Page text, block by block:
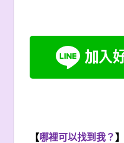
【哪裡可以找到我？ 】